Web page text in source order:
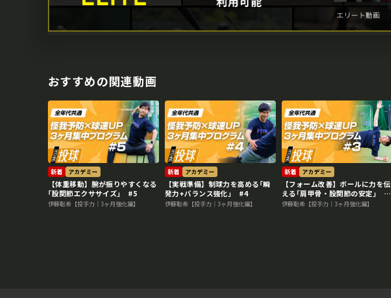
おすすめの関連動画
新着 アカデミー
【体重移動】腕が振りやすくなる
｢股関節エクササイズ｣ #5
伊藤聡希【投手力｜3ヶ月強化編】
新着 アカデミー
【実戦準備】制球力を高める｢瞬
発力+バランス強化｣ #4
伊藤聡希【投手力｜3ヶ月強化編】
新着 アカデミー
【フォーム改善】ボールに力を伝
える｢肩甲骨・股関節の安定｣
#3
伊藤聡希【投手力｜3ヶ月強化編】